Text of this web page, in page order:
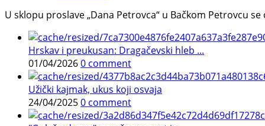
U sklopu proslave „Dana Petrovca“ u Bačkom Petrovcu
Hrskav i preukusan: Dragačevski hleb ...
01/04/20260 comment
Užički kajmak, ukus koji osvaja
24/04/20250 comment